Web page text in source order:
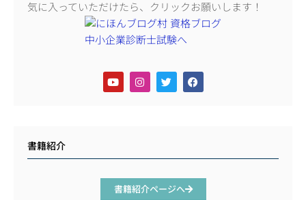
気に入っていただけたら、クリックお願いします！
書籍紹介
書籍紹介ページへ